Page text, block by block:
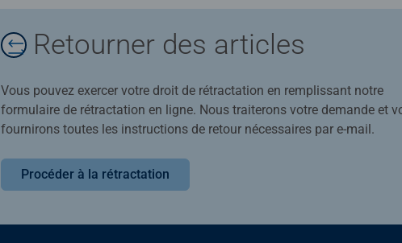
Retourner des articles
Vous pouvez exercer votre droit de rétractation en remplissant notre
formulaire de rétractation en ligne. Nous traiterons votre demande et
fournirons toutes les instructions de retour nécessaires par e-mail.
Procéder à la rétractation